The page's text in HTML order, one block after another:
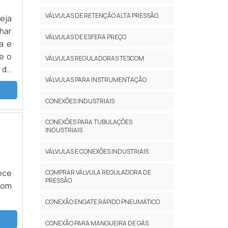
e
e
o
VÁLVULAS DE RETENÇÃO ALTA PRESSÃO
VÁLVULAS DE ESFERA PREÇO
VÁLVULAS REGULADORAS TESCOM
VÁLVULAS PARA INSTRUMENTAÇÃO
CONEXÕES INDUSTRIAIS
CONEXÕES PARA TUBULAÇÕES
INDUSTRIAIS
VÁLVULAS E CONEXÕES INDUSTRIAIS
COMPRAR VÁLVULA REGULADORA DE
PRESSÃO
CONEXÃO ENGATE RÁPIDO PNEUMÁTICO
CONEXÃO PARA MANGUEIRA DE GÁS